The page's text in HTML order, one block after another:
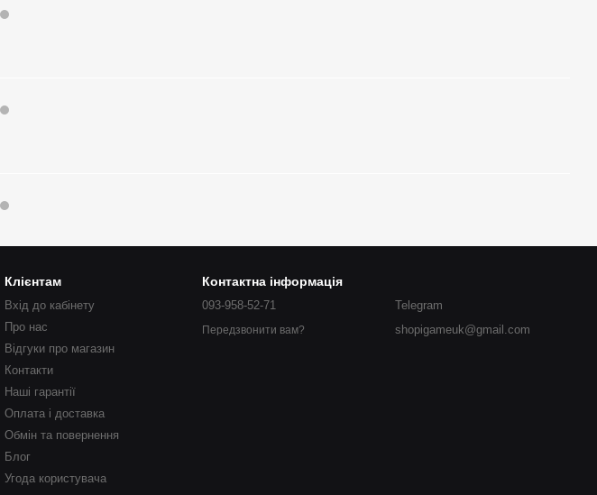
Клієнтам
Вхід до кабінету
Про нас
Відгуки про магазин
Контакти
Наші гарантії
Оплата і доставка
Обмін та повернення
Блог
Угода користувача
Контактна інформація
093-958-52-71
Передзвонити вам?
Telegram
shopigameuk@gmail.com